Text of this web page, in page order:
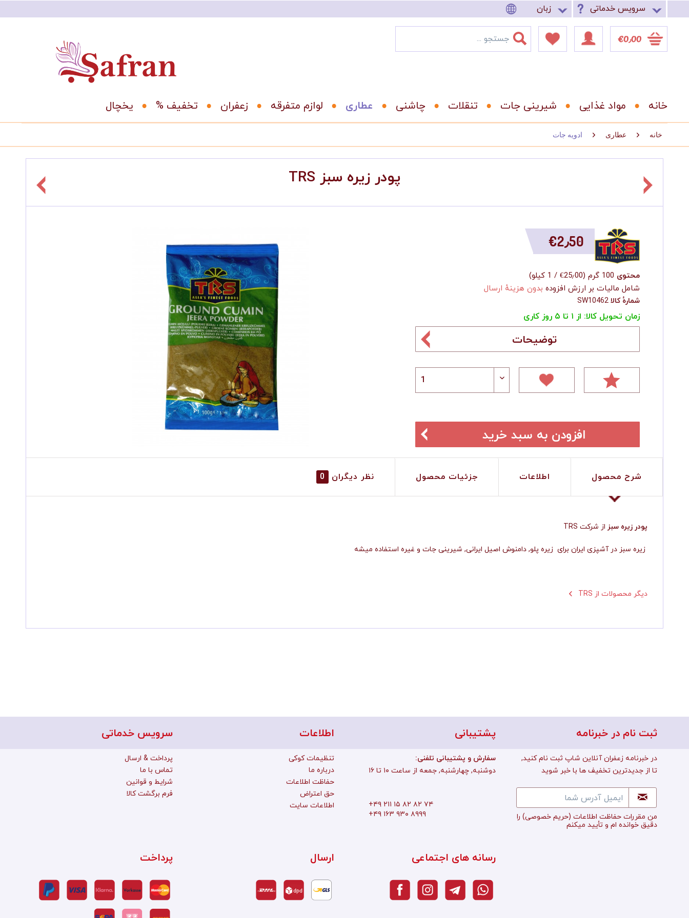
سرویس خدماتی زبان
‎€0٫00
خانه مواد غذایی شیرینی جات تنقلات عطاری لوازم متفرقه زعفران % تخفیف یخچال
خانه عطاری ادویه جات
TRS پودر زیره سبز
‎€2٫50
محتوی 100 گرم (‎€25٫00 / 1 کیلو
)
شامل مالیات بر ارزش افزوده بدون هزینهٔ ارسال
شمارهٔ کالا SW10462
زمان تحویل کالا: از ۱ تا ۵ روز کاری
توضیحات
افزودن به سبد خرید
شرح محصول اطلاعات جزئیات محصول نظر دیگران 0
TRS پودر زیره سبز از شرکت
TRS دیگر محصولات از
سرویس خدماتی
پرداخت & ارسال
تماس با ما
شرایط و قوانین
فرم برگشت کالا
اطلاعات
تنظیمات کوکی
درباره ما
حفاظت اطلاعات
حق اعتراض
اطلاعات سایت
پشتیبانی
:سفارش و پشتیبانی تلفنی
دوشنبه, چهارشنبه, جمعه از ساعت ۱۰ تا ۱۶
+۴۹ ۲۱۱ ۱۵ ۸۲ ۸۲ ۷۴
+۴۹ ۱۶۳ ۹۳۰ ۸۹۹۹
ثبت نام در خبرنامه
در خبرنامه زعفران آنلاین شاپ ثبت نام کنید,
تا از جدیدترین تخفیف ها با خبر شوید
من مقررات حفاظت اطلاعات (حریم خصوصی) را
دقیق خوانده ام و تأييد میکنم
پرداخت ارسال رسانه های اجتماعی